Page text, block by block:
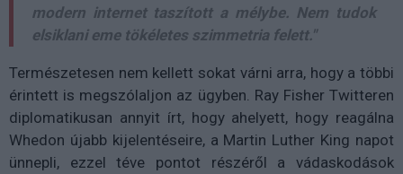
modern internet taszított a mélybe. Nem tudok
elsiklani eme tökéletes szimmetria felett."
Természetesen nem kellett sokat várni arra, hogy a többi
érintett is megszólaljon az ügyben. Ray Fisher Twitteren
diplomatikusan annyit írt, hogy ahelyett, hogy reagálna
Whedon újabb kijelentéseire, a Martin Luther King napot
ünnepli, ezzel téve pontot részéről a vádaskodások